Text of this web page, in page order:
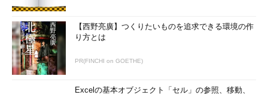
【西野亮廣】つくりたいものを追求できる環境の作
り方とは
PR(FINCHI on GOETHE)
Excelの基本オブジェクト「セル」の参照、移動、